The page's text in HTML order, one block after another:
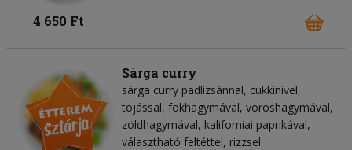
4 650 Ft
Sárga curry
sárga curry padlizsánnal, cukkinivel,
tojással, fokhagymával, vöröshagymával,
zöldhagymával, kaliforniai paprikával,
választható feltéttel, rizzsel